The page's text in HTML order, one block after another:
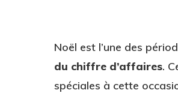
Noël est l’une des
du chiffre d’affaires.
spéciales à cette